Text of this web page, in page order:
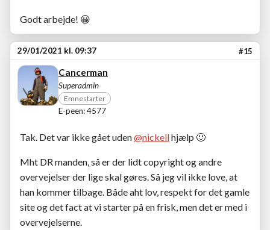
Godt arbejde! 😀
29/01/2021 kl. 09:37 #15
Cancerman
Superadmin
Emnestarter
E-peen: 4577
Tak. Det var ikke gået uden@nickellhjælp 🙂
Mht DR manden, så er der lidt copyright og andre
overvejelser der lige skal gøres. Så jeg vil ikke love, at
han kommer tilbage. Både aht lov, respekt for det gamle
site og det fact at vi starter på en frisk, men det er med i
overvejelserne.